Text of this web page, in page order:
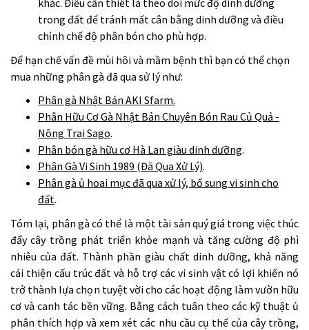
khác. Điều cần thiết là theo dõi mức độ dinh dưỡng
trong đất để tránh mất cân bằng dinh dưỡng và điều
chỉnh chế độ phân bón cho phù hợp.
Để hạn chế vấn đề mùi hôi và mầm bệnh thì bạn có thể chọn
mua những phân gà đã qua sử lý như:
Phân gà Nhật Bản AKI Sfarm.
Phân Hữu Cơ Gà Nhật Bản Chuyên Bón Rau Củ Quả -
Nông Trại Sago.
Phân bón gà hữu cơ Hà Lan giàu dinh dưỡng.
Phân Gà Vi Sinh 1989 (Đã Qua Xử Lý).
Phân gà ủ hoai mục đã qua xử lý, bổ sung vi sinh cho
đất.
Tóm lại, phân gà có thể là một tài sản quý giá trong việc thúc
đẩy cây trồng phát triển khỏe mạnh và tăng cường độ phì
nhiêu của đất. Thành phần giàu chất dinh dưỡng, khả năng
cải thiện cấu trúc đất và hỗ trợ các vi sinh vật có lợi khiến nó
trở thành lựa chọn tuyệt vời cho các hoạt động làm vườn hữu
cơ và canh tác bền vững. Bằng cách tuân theo các kỹ thuật ủ
phân thích hợp và xem xét các nhu cầu cụ thể của cây trồng,